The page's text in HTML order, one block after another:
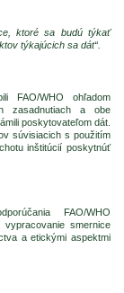
ktoré sa budú týkať
týkajúcich sa dát“.
FAO/WHO ohľadom
zasadnutiach a obe
poskytovateľom dát.
súvisiacich s použitím
inštitúcií poskytnúť
FAO/WHO
smernice
a etickými aspektmi